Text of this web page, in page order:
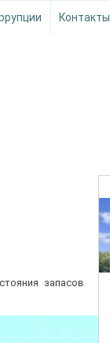
Контакты
запасов